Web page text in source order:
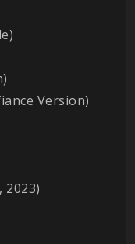
Version)
2023)